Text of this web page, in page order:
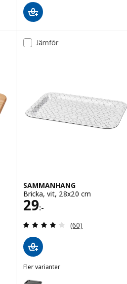
utav 5 stjärnor. Totalt antal
Jämför
SAMMANHANG
Bricka, vit, 28x20 cm
29:-
Pris 29:-
Recensera:
(60)
Fler varianter
Variant: SAMMANHANG,